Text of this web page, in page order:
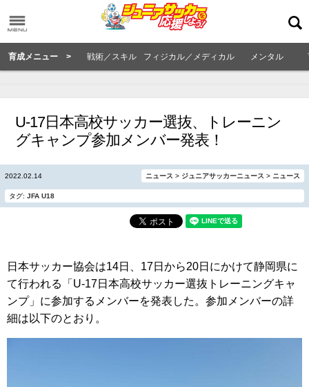
育成メニュー > 戦術／スキル フィジカル／メディカル メンタル
U-17日本高校サッカー選抜、トレーニン
グキャンプ参加メンバー発表！
2022.02.14 ニュース > ジュニアサッカーニュース > ニュース
タグ: JFA U18
日本サッカー協会は14日、17日から20日にかけて静岡県に
て行われる「U-17日本高校サッカー選抜トレーニングキャ
ンプ」に参加するメンバーを発表した。参加メンバーの詳
細は以下のとおり。